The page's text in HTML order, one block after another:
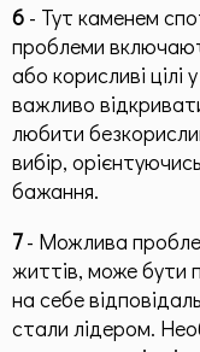
6 - Тут каменем
проблеми
або корисливі цілі
важливо
любити
вибір,
бажання.
7- Можлива
життів, може бути
на себе
стали лідером.